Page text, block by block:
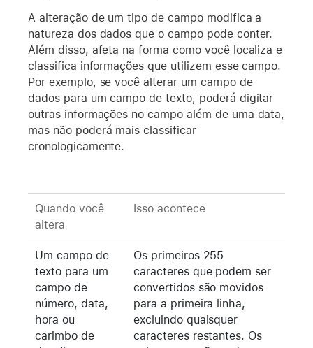
A alteração de um tipo de campo modifica a
natureza dos dados que o campo pode conter.
Além disso, afeta na forma como você localiza e
classifica informações que utilizem esse campo.
Por exemplo, se você alterar um campo de
dados para um campo de texto, poderá digitar
outras informações no campo além de uma data,
mas não poderá mais classificar
cronologicamente.
Quando você
altera
Isso acontece
Um campo de
texto para um
campo de
número, data,
hora ou
carimbo de
Os primeiros 255
caracteres que podem ser
convertidos são movidos
para a primeira linha,
excluindo quaisquer
caracteres restantes. Os